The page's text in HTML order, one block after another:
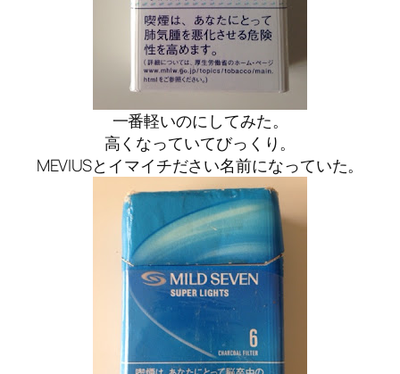
一番軽いのにしてみた。
高くなっていてびっくり。
MEVIUSとイマイチださい名前になっていた。